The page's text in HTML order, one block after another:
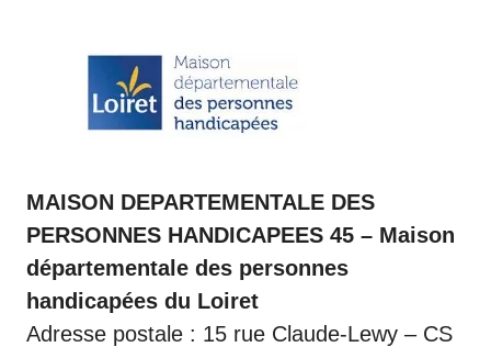
MAISON DEPARTEMENTALE DES
PERSONNES HANDICAPEES 45 – Maison
départementale des personnes
handicapées du Loiret
Adresse postale : 15 rue Claude-Lewy – CS